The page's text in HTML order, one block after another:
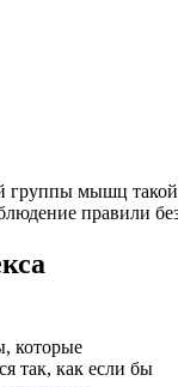
мышц такой
правили
которые
так, как если бы